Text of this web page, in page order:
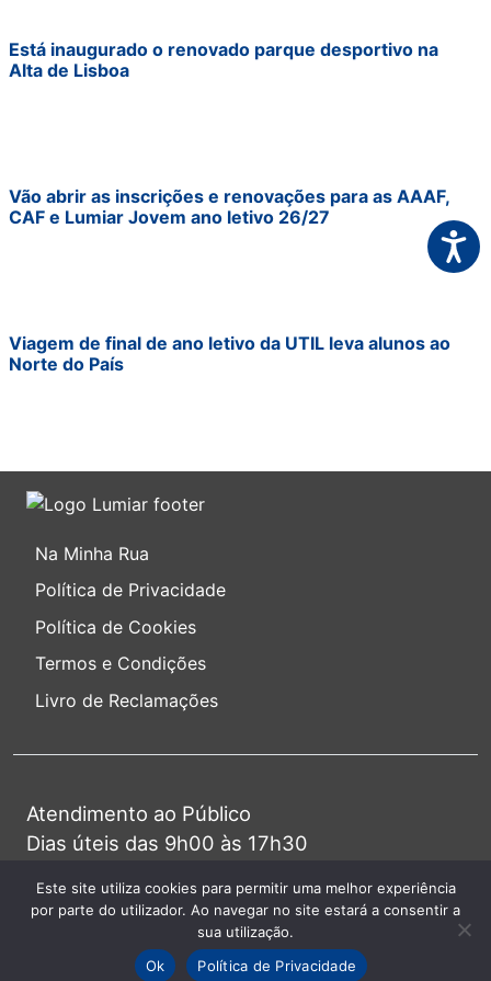
Está inaugurado o renovado parque desportivo na
Alta de Lisboa
Vão abrir as inscrições e renovações para as AAAF,
CAF e Lumiar Jovem ano letivo 26/27
Viagem de final de ano letivo da UTIL leva alunos ao
Norte do País
Na Minha Rua
Política de Privacidade
Política de Cookies
Termos e Condições
Livro de Reclamações
Atendimento ao Público
Dias úteis das 9h00 às 17h30
Alameda das Linhas de Torres, 156
1750-149 Lisboa
Este site utiliza cookies para permitir uma melhor experiência
por parte do utilizador. Ao navegar no site estará a consentir a
sua utilização.
Ok
Política de Privacidade